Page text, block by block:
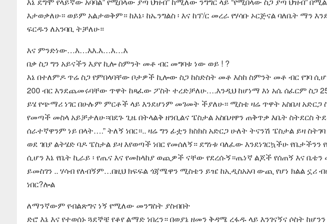
እታወቃለሁ። ወይም አልታወቅም። ከእኔ፡ ከኤንግልስ ፡ እና ከፕ/ር መረራ የሃሳቡ ኦርጅናል ባለቤት ማን
ፍርዱን ለአንባቢ ትቻለሁ።
እና ምንድነው…እ…እእ.እ…እ…እ
በቃ ስጋ ግን አይናችን እያየ ኪሎ ስምንት መቶ ብር መግባቱ ነው ወይ ! ?
እኔ በተለምዶ ጥሬ ስጋ የምበላባቸው ቦታዎች ኪሎው ስጋ ከስድስት መቶ እስከ ስምንት መቶ ብር የገባ
200 ብር እንደጨመሩባቸው ጥዋት ከጻፈው ፖስት ተረድቻለሁ….እንዲህ ከሆነማ እነ አሴ ሰፈርም ስጋ
ይሄ የጭማሪ ነገር በሁሉም ምርቶች ላይ እንደሆነም መገመት ችያለሁ። ሚስቴ ዛሬ ጥዋት አስቤዛ አድርጋ
የመጣች መስላ አይቻታለሁ።በደጉ ጊዜ በትላልቅ ዘንቢልና ፔስታል አስቤዛዋን ጠቅጥቃ እቤት ስትደርስ
ሰራተኛዋንም ነይ በላት….” ትለኝ ነበር።.. ዛሬ ግን ፊቷን ክስክስ አድርጋ ሁለት ትናንሽ ፔስታል ይዛ
ወደ ገበያ ልትሄድ ባዶ ፔስታል ይዛ እየወጣች ነበር የመሰለኝ። ደግነቱ ባለፈው እንደነገርኳችሁ
ሲሆን እኔ የቤት ኪራይ ፡ የጤና እና የመከላከያ ወጪዎች ናቸው የደረሱኝ።ጤነኛ ልጆች የሰጠኝ እና ቤቴን
ይመስገን .. ሃሳብ የለብኝም…በዚህ ክፍፍል ጎጃሜዋን ሚስቴን ይዤ ከኢዲስአአባ ውጪ የሆነ ክልል ኗሪ
ነበር?ሎል
ለማንኛውም የብልጽግና ነኝ የሚለው መንግስት ያስብበት
ድሮ እኔ እና የተወሰኑ ጓደኞቼ የቆየ ልማድ ነበረን። በወያኔ ዘመን ቅዳሜ ረፋዱ ላይ እንገናኝና ሶስት